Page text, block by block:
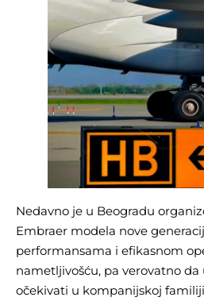
Nedavno je u Beogradu
Embraer modela nove
performansama i efikasnom
nametljivošću, pa verovatno
očekivati u kompanijskoj